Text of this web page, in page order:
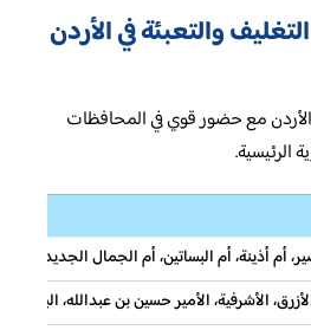
والتعبئة في الأردن
مع حضور قوي في المحافظات
الرئيسية.
أم أذينة، أم البساتين، أم الجمال الجديدة،
الأشرفية، الأمير حسين بن عبدالله،